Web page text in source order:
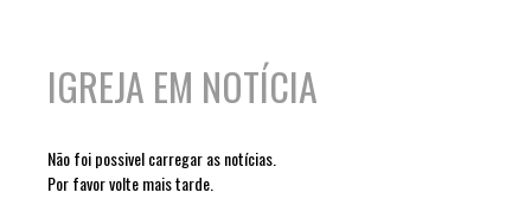
IGREJA EM NOTÍCIA
Não foi possivel carregar as notícias.
Por favor volte mais tarde.